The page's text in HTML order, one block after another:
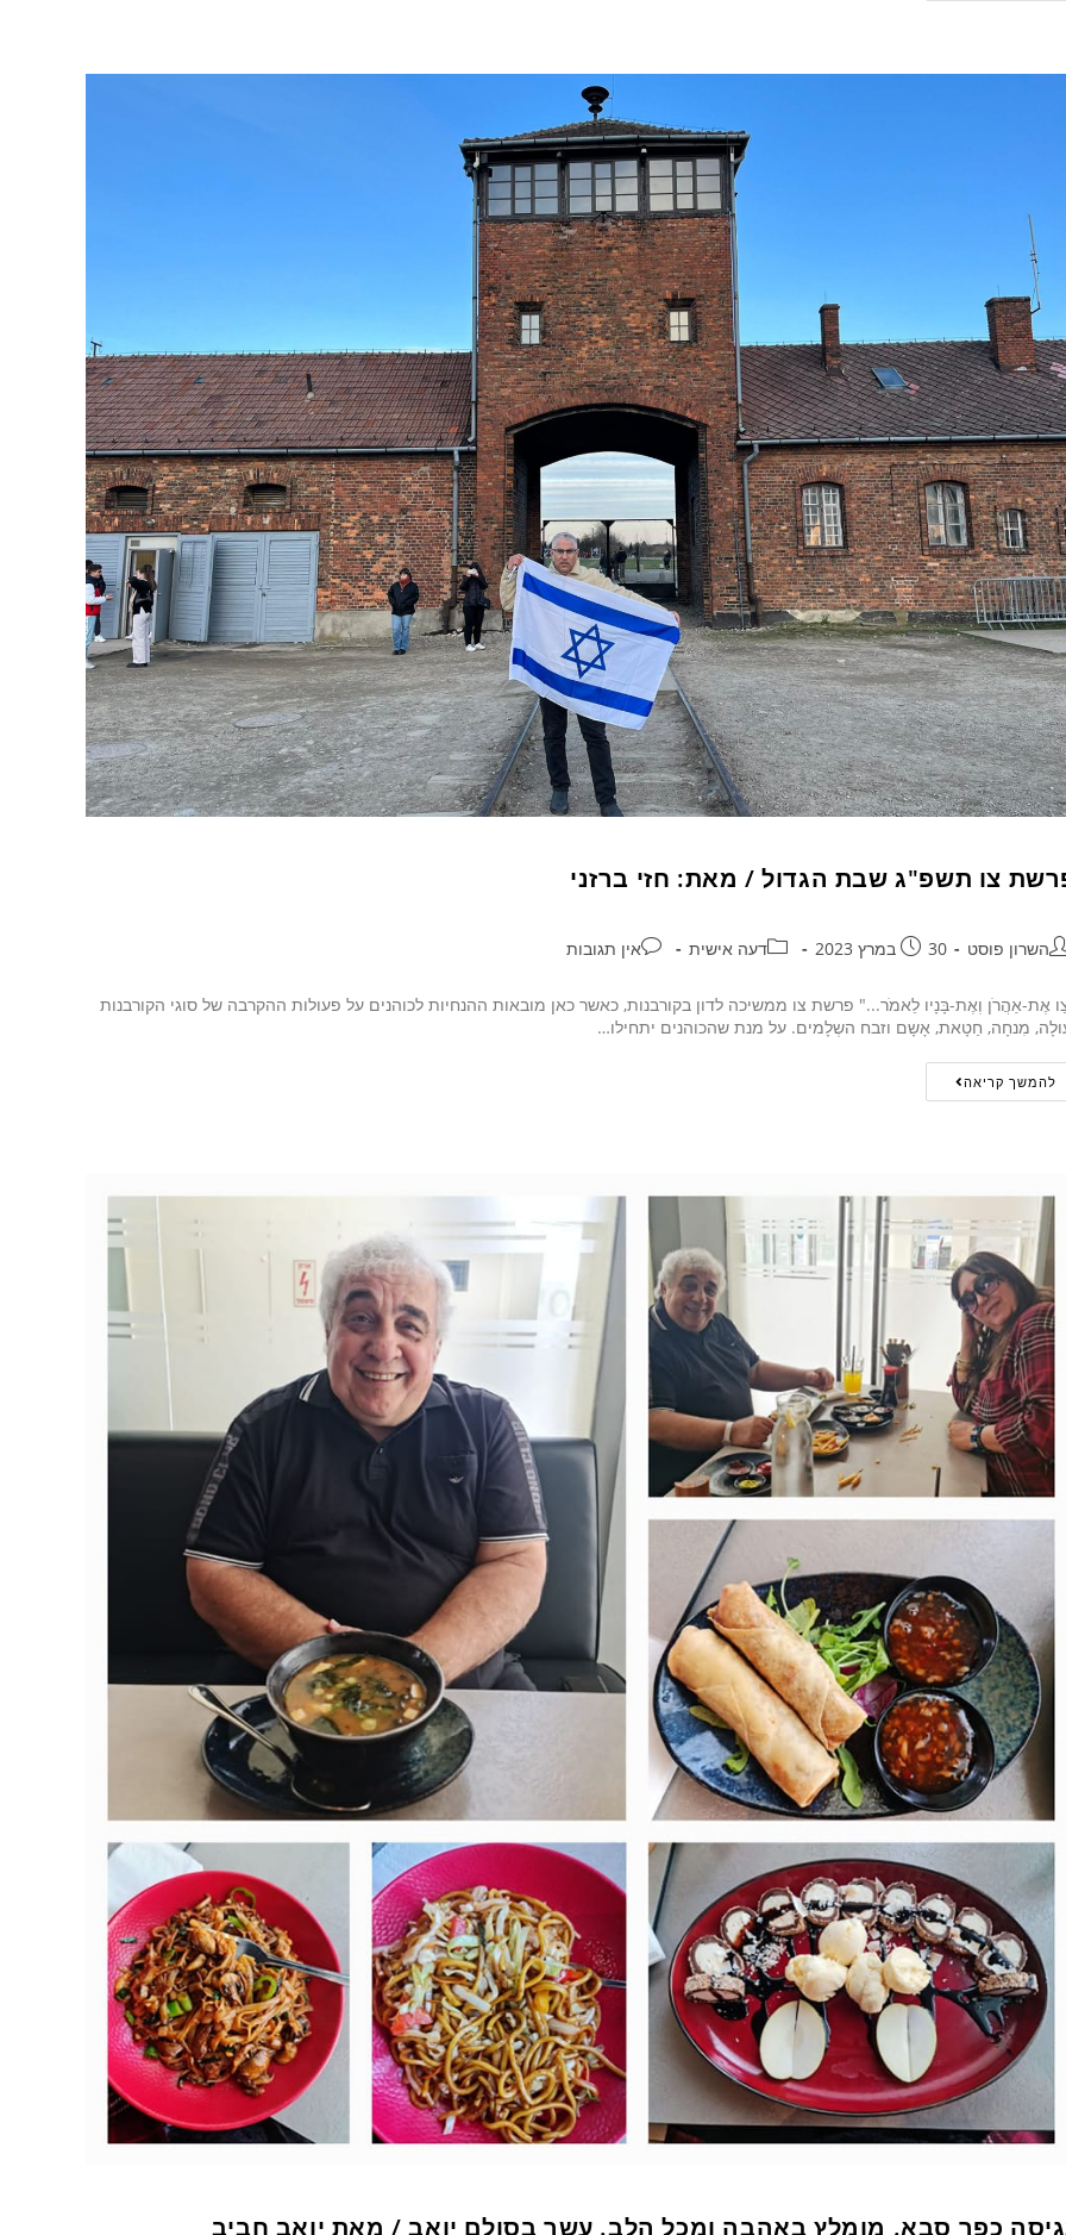
צו תשפ"ג שבת הגדול / מאת: חזי ברזני
השרון פוסט 30 במרץ 2023 דעה אישית אין תגובות
אֶת-אַהֲרֹן וְאֶת-בָּנָיו לֵאמֹר..." פרשת צו ממשיכה לדון בקורבנות, כאשר כאן מובאות ההנחיות לכוהנים על פעולות ההקרבה של סוגי הקורבנות
מִנחָה, חַטָאת, אָשָם וזבח השְלָמים. על מנת שהכוהנים יתחילו…
להמשך קריאה
כפר סבא. מומלץ באהבה ומכל הלב. עשר בסולם יואב / מאת יואב חביב